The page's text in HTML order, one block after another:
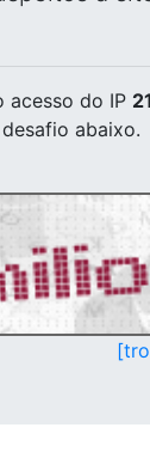
acesso do IP
abaixo.